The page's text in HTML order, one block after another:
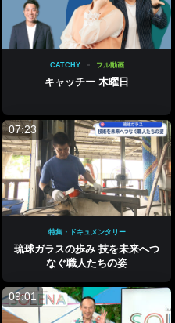
CATCHY フル動画
キャッチー 木曜日
07:23
特集・ドキュメンタリー
琉球ガラスの歩み 技を未来へつ
なぐ職人たちの姿
09:01